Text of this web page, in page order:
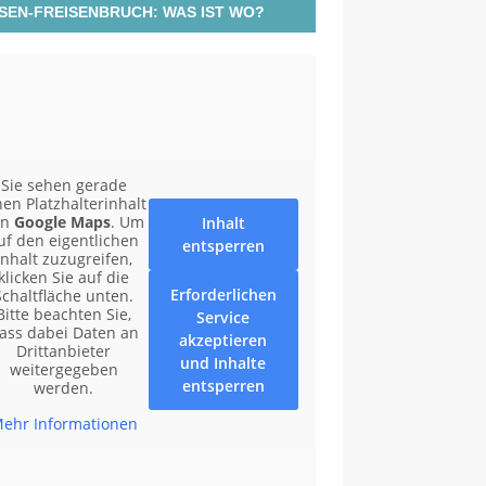
FREISENBRUCH: WAS IST WO?
Sie sehen gerade
Platzhalterinhalt
Google Maps. Um
den eigentlichen
zuzugreifen,
klicken Sie auf die
unten.
beachten Sie,
dabei Daten an
Drittanbieter
weitergegeben
werden.
Informationen
Inhalt
entsperren
Erforderlichen
Service
akzeptieren
und Inhalte
entsperren